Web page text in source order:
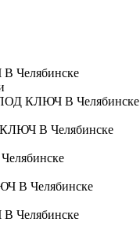
Челябинске
КЛЮЧ В Челябинске
В Челябинске
В Челябинске
Челябинске